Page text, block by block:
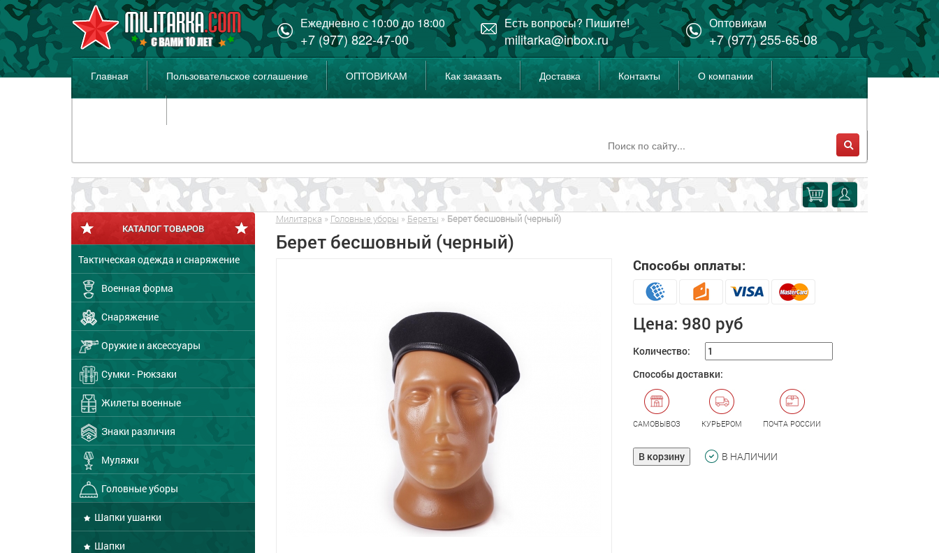
Ежедневно с 10:00 до 18:00
+7 (977) 822-47-00
Есть вопросы? Пишите!
militarka@inbox.ru
Оптовикам
+7 (977) 255-65-08
Главная Пользовательское соглашение ОПТОВИКАМ Как заказать Доставка Контакты О компании
КАТАЛОГ ТОВАРОВ
Тактическая одежда и снаряжение
Военная форма
Снаряжение
Оружие и аксессуары
Сумки - Рюкзаки
Жилеты военные
Знаки различия
Муляжи
Головные уборы
Шапки ушанки
Шапки
Милитарка » Головные уборы » Береты » Берет бесшовный (черный)
Берет бесшовный (черный)
Способы оплаты:
Цена: 980 руб
Количество:
Способы доставки:
САМОВЫВОЗ КУРЬЕРОМ ПОЧТА РОССИИ
В корзину В НАЛИЧИИ